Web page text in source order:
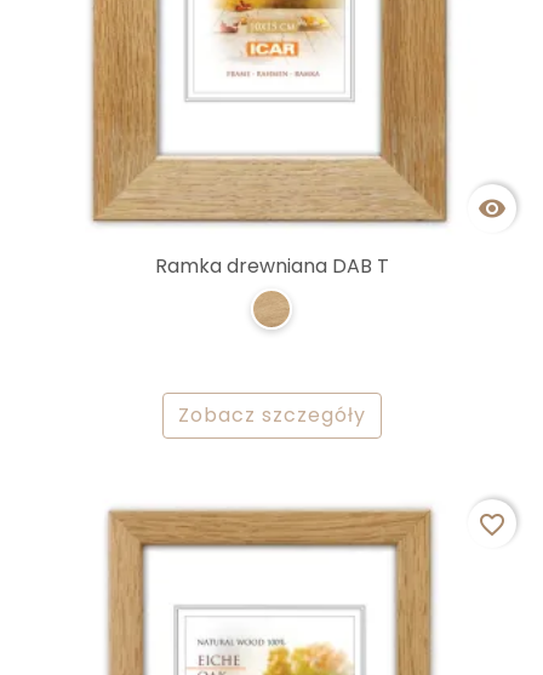

Ramka drewniana DAB T
Zobacz szczegóły
favorite_border